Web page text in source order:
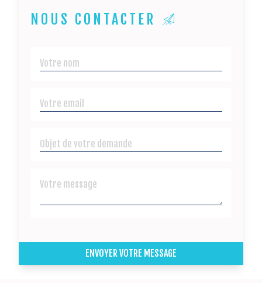
NOUS CONTACTER
ENVOYER VOTRE MESSAGE